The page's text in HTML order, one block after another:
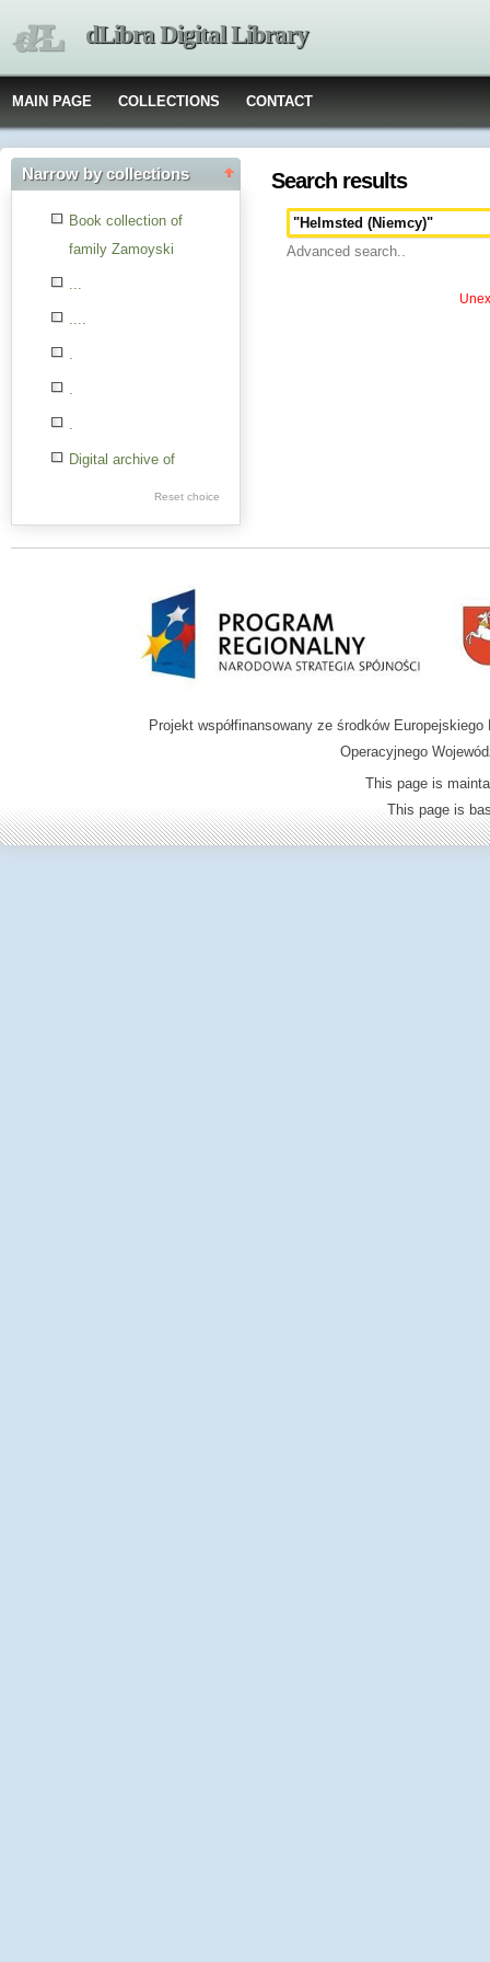
dLibra Digital Library
MAIN PAGE COLLECTIONS CONTACT
Narrow by collections
Book collection of
family Zamoyski
...
....
.
.
.
Digital archive of
Reset choice
Search results
Advanced search..
Projekt współfinansowany ze środków
Operacyjnego
This page is
This page is